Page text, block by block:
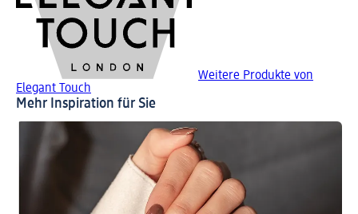
Weitere Produkte von
Elegant Touch
Mehr Inspiration für Sie